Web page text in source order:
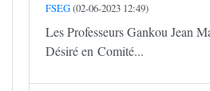
FSEG(02-06-2023 12:49)
Les Professeurs Gankou Jean
Désiré en Comité...